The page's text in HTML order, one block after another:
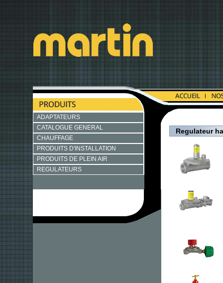
ADAPTATEURS
CATALOGUE GENERAL
CHAUFFAGE
PRODUITS D'INSTALLATION
PRODUITS DE PLEIN AIR
REGULATEURS
Regulateur